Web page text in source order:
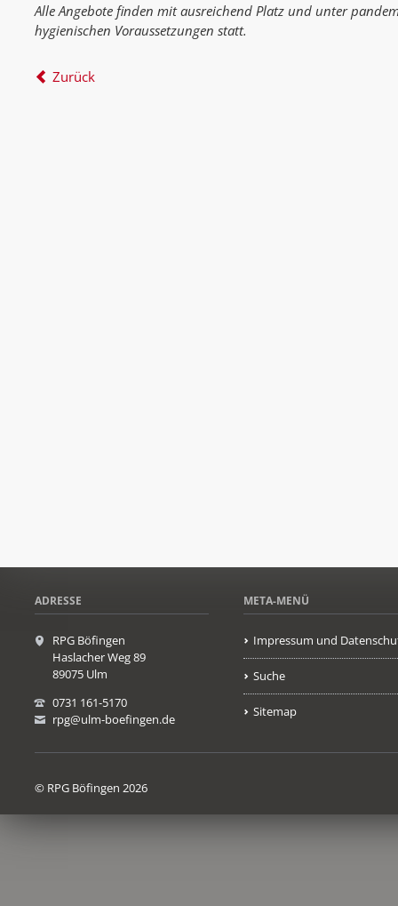
Alle Angebote finden mit ausreichend Platz und unter
hygienischen Voraussetzungen statt.
Zurück
ADRESSE
RPG Böfingen
Haslacher Weg 89
89075 Ulm
0731 161-5170
rpg@ulm-boefingen.de
META-MENÜ
Impressum und
Suche
Sitemap
© RPG Böfingen 2026